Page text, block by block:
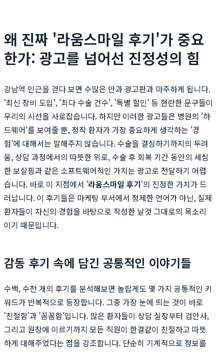
왜 진짜 '라움스마일 후기'가 중요
한가: 광고를 넘어선 진정성의 힘
강남역 인근을 걷다 보면 수많은 안과 광고판과 마주하게 됩니다.
'최신 장비 도입', '최다 수술 건수', '특별 할인' 등 현란한 문구들이
우리의 시선을 사로잡습니다. 하지만 이러한 광고들은 병원의 '하
드웨어'를 보여줄 뿐, 정작 환자가 가장 중요하게 생각하는 '경
험'에 대해서는 말해주지 않습니다. 수술을 결심하기까지의 두려
움, 상담 과정에서의 따뜻한 위로, 수술 후 회복 기간 동안의 세심
한 보살핌과 같은 소프트웨어적인 가치는 광고로 전달하기 어렵
습니다. 바로 이 지점에서 '라움스마일 후기'의 진정한 가치가 드
러납니다. 이 후기들은 마케팅 부서에서 정제한 언어가 아닌, 실제
환자들이 자신의 경험을 바탕으로 작성한 날것 그대로의 목소리
이기 때문입니다.
감동 후기 속에 담긴 공통적인 이야기들
수백, 수천 개의 후기를 분석해보면 놀랍게도 몇 가지 공통적인 키
워드가 반복적으로 등장합니다. 그중 가장 눈에 띄는 것이 바로
'친절함'과 '꼼꼼함'입니다. 많은 환자들이 상담 실장부터 검안사,
그리고 원장에 이르기까지 모든 직원이 한결같이 친절하고 따뜻
하게 대해주었다는 점을 강조합니다. 단순히 기계적으로 정보를